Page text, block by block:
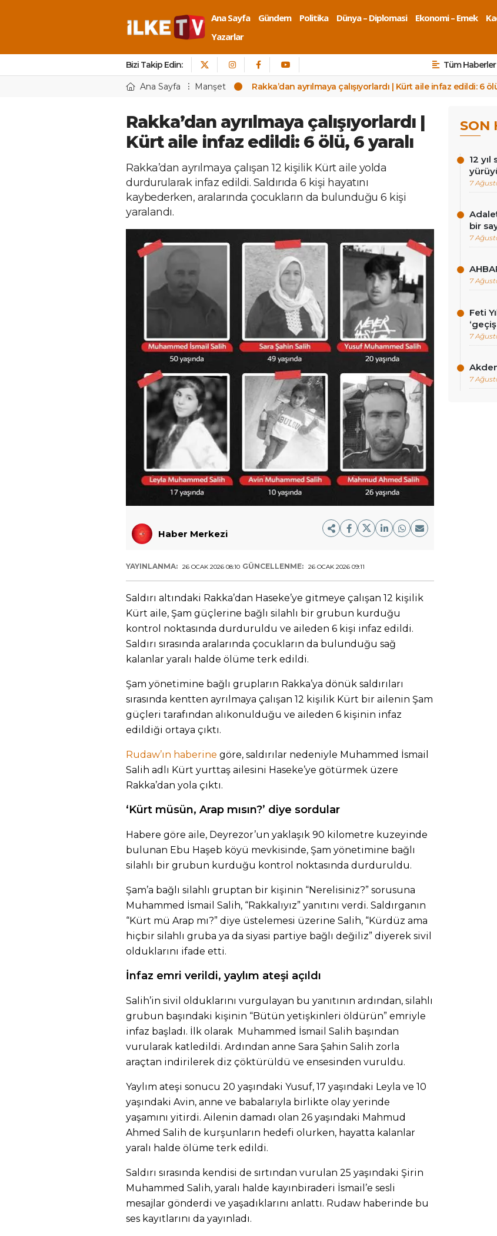
Ana Sayfa Gündem Politika Dünya – Diplomasi Ekonomi – Emek
Yazarlar
Bizi Takip Edin: Tüm Haberler
Ana Sayfa Manşet Rakka’dan ayrılmaya çalışıyorlardı | Kürt aile infaz edildi: 6
Rakka’dan ayrılmaya çalışıyorlardı |
Kürt aile infaz edildi: 6 ölü, 6 yaralı
Rakka’dan ayrılmaya çalışan 12 kişilik Kürt aile yolda
durdurularak infaz edildi. Saldırıda 6 kişi hayatını
kaybederken, aralarında çocukların da bulunduğu 6 kişi
yaralandı.
Haber Merkezi
YAYINLANMA: 26 OCAK 2026 08:10 GÜNCELLENME: 26 OCAK 2026 09:11
Saldırı altındaki Rakka’dan Haseke’ye gitmeye çalışan 12 kişilik
Kürt aile, Şam güçlerine bağlı silahlı bir grubun kurduğu
kontrol noktasında durduruldu ve aileden 6 kişi infaz edildi.
Saldırı sırasında aralarında çocukların da bulunduğu sağ
kalanlar yaralı halde ölüme terk edildi.
Şam yönetimine bağlı grupların Rakka’ya dönük saldırıları
sırasında kentten ayrılmaya çalışan 12 kişilik Kürt bir ailenin Şam
güçleri tarafından alıkonulduğu ve aileden 6 kişinin infaz
edildiği ortaya çıktı.
Rudaw’ın haberine göre, saldırılar nedeniyle Muhammed İsmail
Salih adlı Kürt yurttaş ailesini Haseke’ye götürmek üzere
Rakka’dan yola çıktı.
‘Kürt müsün, Arap mısın?’ diye sordular
Habere göre aile, Deyrezor’un yaklaşık 90 kilometre kuzeyinde
bulunan Ebu Haşeb köyü mevkisinde, Şam yönetimine bağlı
silahlı bir grubun kurduğu kontrol noktasında durduruldu.
Şam’a bağlı silahlı gruptan bir kişinin “Nerelisiniz?” sorusuna
Muhammed İsmail Salih, “Rakkalıyız” yanıtını verdi. Saldırganın
“Kürt mü Arap mı?” diye üstelemesi üzerine Salih, “Kürdüz ama
hiçbir silahlı gruba ya da siyasi partiye bağlı değiliz” diyerek sivil
olduklarını ifade etti.
İnfaz emri verildi, yaylım ateşi açıldı
Salih’in sivil olduklarını vurgulayan bu yanıtının ardından, silahlı
grubun başındaki kişinin “Bütün yetişkinleri öldürün” emriyle
infaz başladı. İlk olarak Muhammed İsmail Salih başından
vurularak katledildi. Ardından anne Sara Şahin Salih zorla
araçtan indirilerek diz çöktürüldü ve ensesinden vuruldu.
Yaylım ateşi sonucu 20 yaşındaki Yusuf, 17 yaşındaki Leyla ve 10
yaşındaki Avin, anne ve babalarıyla birlikte olay yerinde
yaşamını yitirdi. Ailenin damadı olan 26 yaşındaki Mahmud
Ahmed Salih de kurşunların hedefi olurken, hayatta kalanlar
yaralı halde ölüme terk edildi.
Saldırı sırasında kendisi de sırtından vurulan 25 yaşındaki Şirin
Muhammed Salih, yaralı halde kayınbiraderi İsmail’e sesli
mesajlar gönderdi ve yaşadıklarını anlattı. Rudaw haberinde bu
ses kayıtlarını da yayınladı.
SON
12
7
bir
7
7
Feti
7
7